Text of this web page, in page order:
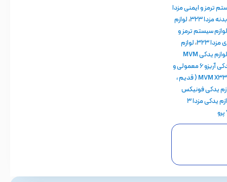
ترمز و ایمنی مزدا
مزدا 323
،لوازم
لوازم سیستم ترمز و
323
،لوازم
لوازم یدکی MVM
لوازم یدکی آریزو 6 معمولی و
لوازم یدکی ام وی ام MVM X33 ( قدیم ،
یدکی فونیکس
لوازم یدکی مزدا ۳